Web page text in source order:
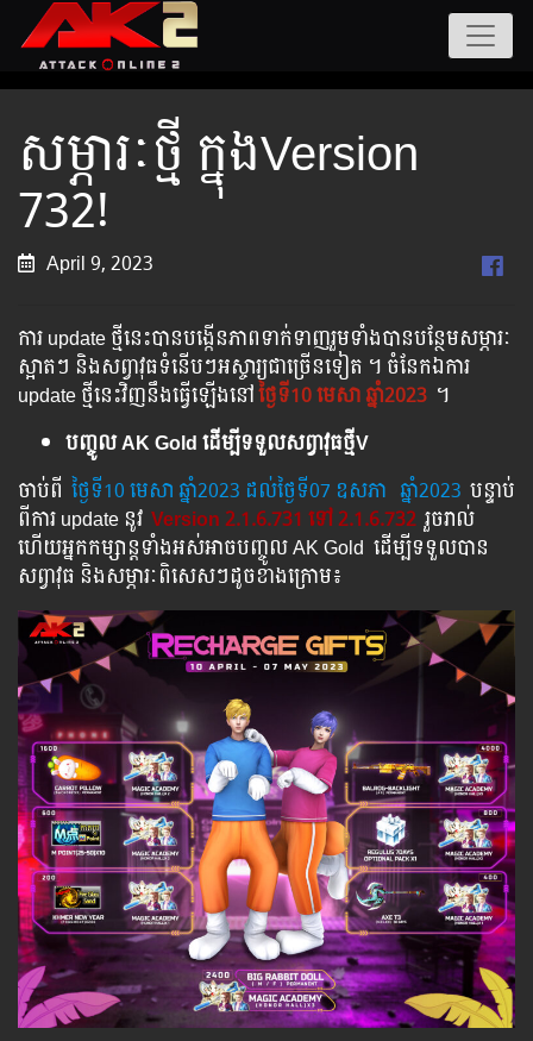
សម្ភារៈថ្មី ក្នុងVersion
732!
April 9, 2023
ការ update ថ្មីនេះបានបង្កើនភាពទាក់ទាញរួមទាំងបានបន្ថែមសម្ភារៈ
ស្អាតៗ និងសព្វាវុធទំនើបៗអស្ចារ្យជាច្រើនទៀត ។ ចំនែកឯការ
update ថ្មីនេះវិញនឹងធ្វើឡើងនៅថ្ងៃទី10 មេសា ឆ្នាំ2023 ។
បញ្ចូល AK Gold ដើម្បីទទួលសព្វាវុធថ្មីV
ចាប់ពី ​​ ថ្ងៃ​ទី10 មេសា​​ ឆ្នាំ2023 ដល់​ថ្ងៃ​ទី07 ឧសភា ឆ្នាំ2023 បន្ទាប់​​
ពី​​ការ ​update ​នូវ ​ Version 2.1.6.731 ទៅ​ 2.1.6.732 រួច​​រាល់​​
ហើយ​​អ្នក​​កម្សាន្ដ​​ទាំង​​អស់​​អាច​​បញ្ចូល​ AK Gold ​​ ​ដើម្បី​​ទទួល​​បាន​
សព្វាវុធ​ និង​​សម្ភារៈ​ពិសេស​ៗ​ដូច​ខាង​ក្រោម៖​